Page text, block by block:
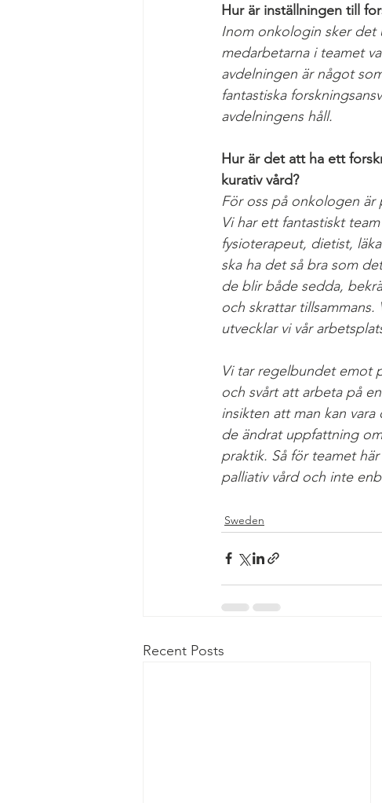
Hur är inställningen till
Inom onkologin sker det
medarbetarna i teamet
avdelningen är något
fantastiska
avdelningens håll.
Hur är det att ha ett
kurativ vård?
För oss på onkologen är
Vi har ett fantastiskt
fysioterapeut, dietist,
ska ha det så bra som
de blir både sedda,
och skrattar
utvecklar vi vår
Vi tar regelbundet emot
och svårt att arbeta på
insikten att man kan
de ändrat uppfattning
praktik. Så för teamet
palliativ vård och inte
Sweden
Recent Posts